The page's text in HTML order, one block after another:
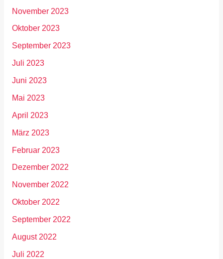
November 2023
Oktober 2023
September 2023
Juli 2023
Juni 2023
Mai 2023
April 2023
März 2023
Februar 2023
Dezember 2022
November 2022
Oktober 2022
September 2022
August 2022
Juli 2022